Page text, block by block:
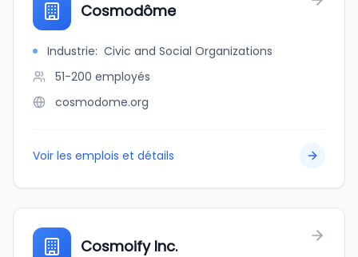
Cosmodôme
Industrie: Civic and Social Organizations
51-200 employés
cosmodome.org
Voir les emplois et détails
Cosmoify Inc.